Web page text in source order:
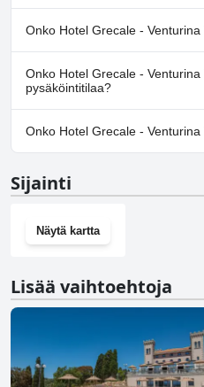
Ei, Hotel Grecale - Venturina
Onko Hotel Grecale -
Ei, Hotel Grecale - Venturina
Onko Hotel Grecale -
pysäköintitilaa?
Kyllä, Hotel Grecale - Venturina
pysäköintimahdollisuuden.
Onko Hotel Grecale -
Sijainti
Näytä kartta
Lisää vaihtoehtoja